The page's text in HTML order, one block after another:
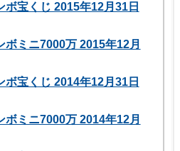
ボ宝くじ 2015年12月31日
ボミニ7000万 2015年12月
ボ宝くじ 2014年12月31日
ボミニ7000万 2014年12月